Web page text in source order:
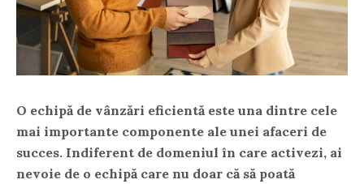
O echipă de vânzări eficientă este una dintre cele
mai importante componente ale unei afaceri de
succes. Indiferent de domeniul în care activezi, ai
nevoie de o echipă care nu doar că să poată